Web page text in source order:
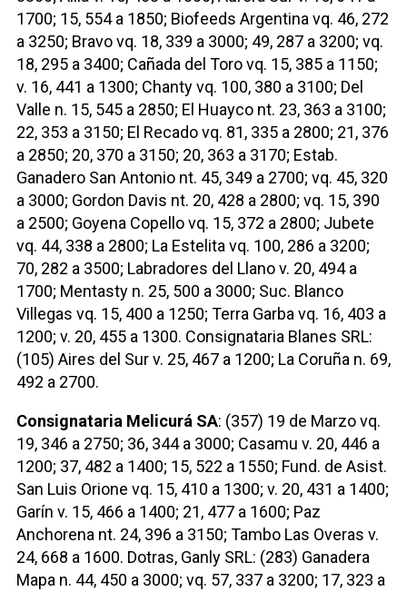
1700; 15, 554 a 1850; Biofeeds Argentina vq. 46, 272
a 3250; Bravo vq. 18, 339 a 3000; 49, 287 a 3200; vq.
18, 295 a 3400; Cañada del Toro vq. 15, 385 a 1150;
v. 16, 441 a 1300; Chanty vq. 100, 380 a 3100; Del
Valle n. 15, 545 a 2850; El Huayco nt. 23, 363 a 3100;
22, 353 a 3150; El Recado vq. 81, 335 a 2800; 21, 376
a 2850; 20, 370 a 3150; 20, 363 a 3170; Estab.
Ganadero San Antonio nt. 45, 349 a 2700; vq. 45, 320
a 3000; Gordon Davis nt. 20, 428 a 2800; vq. 15, 390
a 2500; Goyena Copello vq. 15, 372 a 2800; Jubete
vq. 44, 338 a 2800; La Estelita vq. 100, 286 a 3200;
70, 282 a 3500; Labradores del Llano v. 20, 494 a
1700; Mentasty n. 25, 500 a 3000; Suc. Blanco
Villegas vq. 15, 400 a 1250; Terra Garba vq. 16, 403 a
1200; v. 20, 455 a 1300. Consignataria Blanes SRL:
(105) Aires del Sur v. 25, 467 a 1200; La Coruña n. 69,
492 a 2700.
Consignataria Melicurá SA: (357) 19 de Marzo vq.
19, 346 a 2750; 36, 344 a 3000; Casamu v. 20, 446 a
1200; 37, 482 a 1400; 15, 522 a 1550; Fund. de Asist.
San Luis Orione vq. 15, 410 a 1300; v. 20, 431 a 1400;
Garín v. 15, 466 a 1400; 21, 477 a 1600; Paz
Anchorena nt. 24, 396 a 3150; Tambo Las Overas v.
24, 668 a 1600. Dotras, Ganly SRL: (283) Ganadera
Mapa n. 44, 450 a 3000; vq. 57, 337 a 3200; 17, 323 a